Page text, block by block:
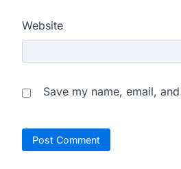
Website
Save my name, email,